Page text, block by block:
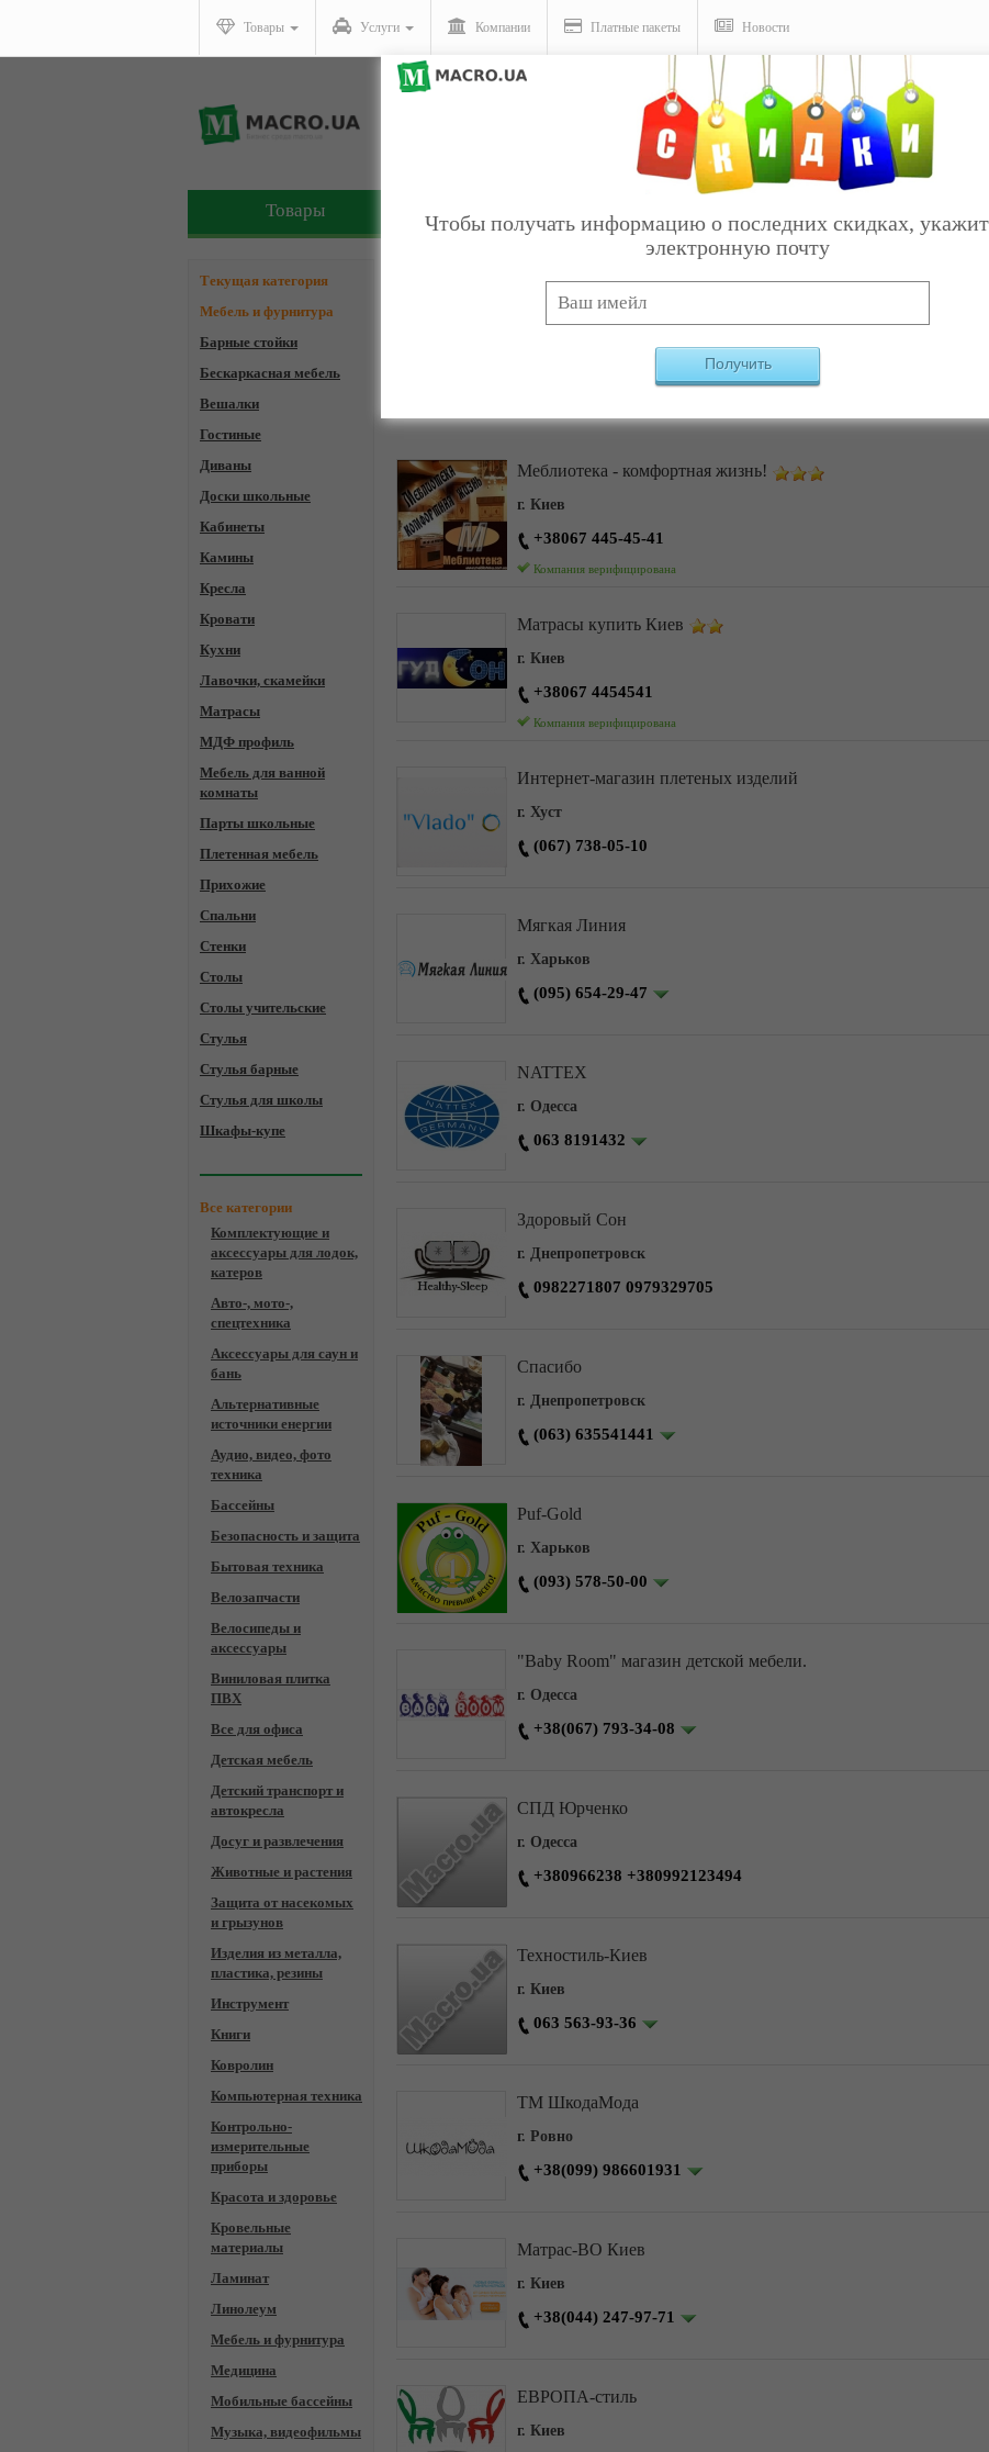
Товары Услуги Компании Платные пакеты Новости
Товары
Текущая категория
Мебель и фурнитура
Барные стойки
Бескаркасная мебель
Вешалки
Гостиные
Диваны
Доски школьные
Кабинеты
Камины
Кресла
Кровати
Кухни
Лавочки, скамейки
Матрасы
МДФ профиль
Мебель для ванной
комнаты
Парты школьные
Плетенная мебель
Прихожие
Спальни
Стенки
Столы
Столы учительские
Стулья
Стулья барные
Стулья для школы
Шкафы-купе
Все категории
Комплектующие и
аксессуары для лодок,
катеров
Авто-, мото-,
спецтехника
Аксессуары для саун и
бань
Альтернативные
источники енергии
Аудио, видео, фото
техника
Бассейны
Безопасность и защита
Бытовая техника
Велозапчасти
Велосипеды и
аксессуары
Виниловая плитка
ПВХ
Все для офиса
Детская мебель
Детский транспорт и
автокресла
Досуг и развлечения
Животные и растения
Защита от насекомых
и грызунов
Изделия из металла,
пластика, резины
Инструмент
Книги
Ковролин
Компьютерная техника
Контрольно-
измерительные
приборы
Красота и здоровье
Кровельные
материалы
Ламинат
Линолеум
Мебель и фурнитура
Медицина
Мобильные бассейны
Музыка, видеофильмы
Компании - Мебель и фурнитура
Меблиотека - комфортная жизнь!
г. Киев
+38067 445-45-41
Компания верифицирована
Матрасы купить Киев
г. Киев
+38067 4454541
Компания верифицирована
Интернет-магазин плетеных изделий
г. Хуст
(067) 738-05-10
Мягкая Линия
г. Харьков
(095) 654-29-47
NATTEX
г. Одесса
063 8191432
Здоровый Сон
г. Днепропетровск
0982271807 0979329705
Спасибо
г. Днепропетровск
(063) 635541441
Puf-Gold
г. Харьков
(093) 578-50-00
"Baby Room" магазин детской мебели.
г. Одесса
+38(067) 793-34-08
СПД Юрченко
г. Одесса
+380966238 +380992123494
Техностиль-Киев
г. Киев
063 563-93-36
ТМ ШкодаМода
г. Ровно
+38(099) 986601931
Матрас-ВО Киев
г. Киев
+38(044) 247-97-71
ЕВРОПА-стиль
г. Киев
Чтобы получать информацию о последних скидках,
электронную почту
Получить